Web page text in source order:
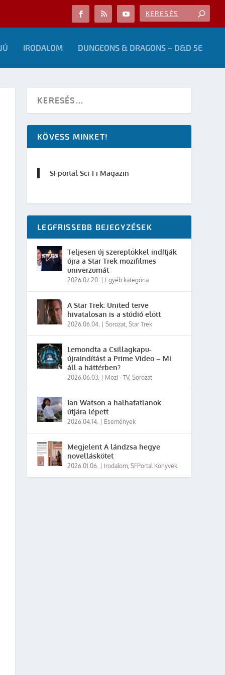
IRODALOM DUNGEONS & DRAGONS – D&D 5E
KÖVESS MINKET!
SFportal Sci-Fi Magazin
LEGFRISSEBB BEJEGYZÉSEK
Teljesen új szereplőkkel indítják
újra a Star Trek mozifilmes
univerzumát
2026.07.20. Egyéb kategória
A Star Trek: United terve
hivatalosan is a stúdió előtt
2026.06.04. |Sorozat,Star Trek
Lemondta a Csillagkapu-
újraindítást a Prime Video – Mi
áll a háttérben?
2026.06.03. Mozi - TV,Sorozat
Ian Watson a halhatatlanok
útjára lépett
2026.04.14. Események
Megjelent A lándzsa hegye
novelláskötet
2026.01.06. Irodalom,SFPortal Könyvek